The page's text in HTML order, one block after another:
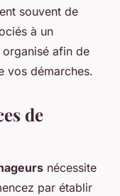
souvent de
à un
afin de
vos démarches.
de
nécessite
par établir